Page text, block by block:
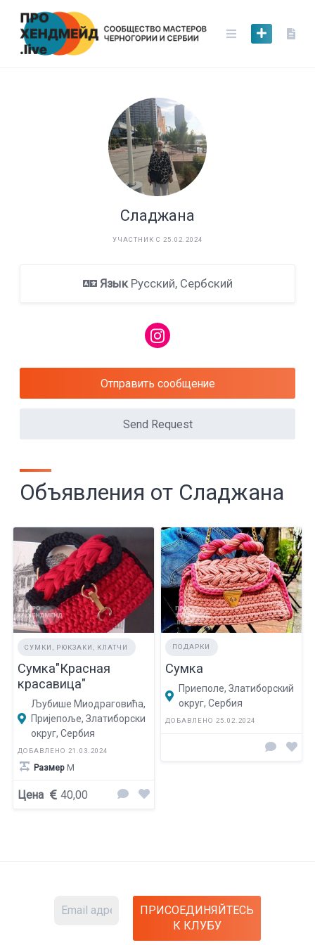
content
Сладжана
УЧАСТНИК С 25.02.2024
ЯзыкРусский, Сербский
Отправить сообщение
Send Request
Объявления от Сладжана
СУМКИ, РЮКЗАКИ, КЛАТЧИ
Сумка"Красная
красавица"
Љубише Миодраговића,
Пријепоље, Златиборски
округ, Сербия
ДОБАВЛЕНО 21.03.2024
РазмерM
Цена 40,00
ПОДАРКИ
Сумка
Приеполе, Златиборский
округ, Сербия
ДОБАВЛЕНО 25.02.2024